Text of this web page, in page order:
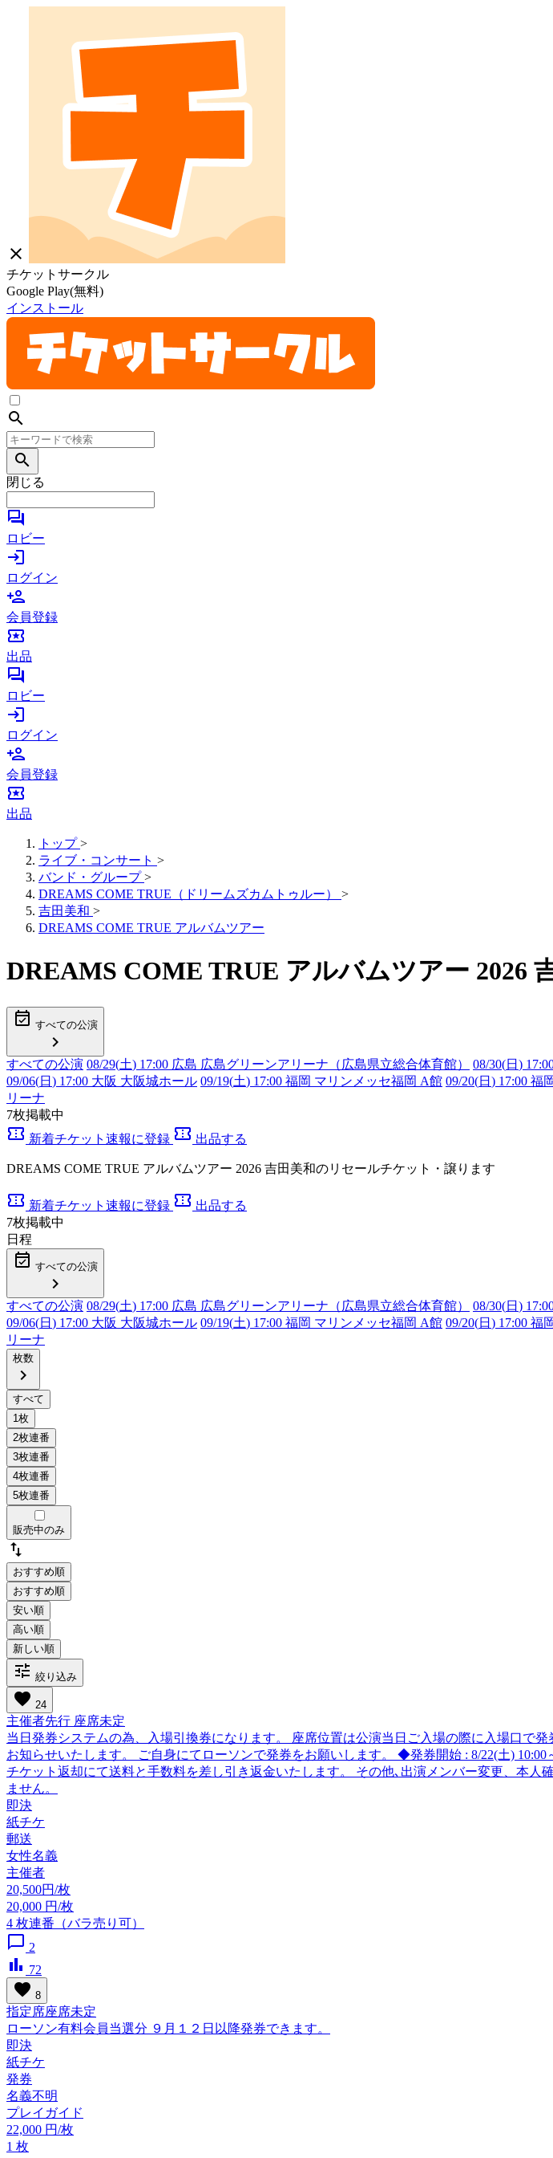
close
チケットサークル
Google Play(無料)
インストール
search
search
閉じる
forum
ロビー
login
ログイン
person_add
会員登録
local_activity
出品
forum
ロビー
login
ログイン
person_add
会員登録
local_activity
出品
トップ >
ライブ・コンサート >
バンド・グループ >
DREAMS COME TRUE（ドリームズカムトゥルー）
>
吉田美和 >
DREAMS COME TRUE アルバムツアー
DREAMS COME TRUE アルバムツアー 2026
event_available すべての公演
chevron_right
すべての公演 08/29(土) 17:00 広島 広島グリーンアリーナ（広島県立総合体育館） 08/30(日 )
09/06(日 ) 17:00 大阪 大阪城ホール 09/19(土) 17:00 福岡 マリンメッセ福岡 A館 09/20(日 ) 17:00 福
リーナ
7枚掲載中
confirmation_number 新着チケット速報に登録 confirmation_number 出品する
DREAMS COME TRUE アルバムツアー 2026 吉田美和のリセールチケット・譲ります
confirmation_number 新着チケット速報に登録 confirmation_number 出品する
7枚掲載中
日程
event_available すべての公演
chevron_right
すべての公演 08/29(土) 17:00 広島 広島グリーンアリーナ（広島県立総合体育館） 08/30(日 )
09/06(日 ) 17:00 大阪 大阪城ホール 09/19(土) 17:00 福岡 マリンメッセ福岡 A館 09/20(日 ) 17:00 福
リーナ
枚数
chevron_right
販売中のみ
swap_vert
おすすめ順
tune 絞り込み
favorite 24
主催者先行 座席未定
当日発券システムの為、入場引換券になります。 座席位置は公演当日ご入場の際に入場口で
お知らせいたします。 ご自身にてローソンで発券をお願いします。 ◆発券開始 : 8/22(土)
チケット返却にて送料と手数料を差し引き返金いたします。 その他､出演メンバー変更、本
ません。
即決
紙チケ
郵送
女性名義
主催者
20,500円/枚
20,000 円/枚
4 枚連番（バラ売り可）
chat_bubble_outline 2
bar_chart 72
favorite 8
指定席座席未定
ローソン有料会員当選分 ９月１２日以降発券できます。
即決
紙チケ
発券
名義不明
プレイガイド
22,000 円/枚
1 枚